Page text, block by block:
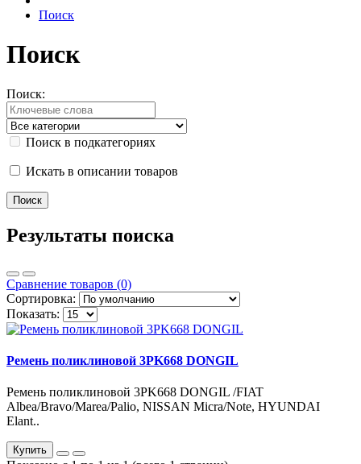
Поиск
Поиск
Поиск:
Поиск в подкатегориях
Искать в описании товаров
Результаты поиска
Сравнение товаров (0)
Сортировка:
Показать:
Ремень поликлиновой 3PK668 DONGIL
Ремень поликлиновой 3PK668 DONGIL /FIAT
Albea/Bravo/Marea/Palio, NISSAN Micra/Note, HYUNDAI
Elant..
Купить